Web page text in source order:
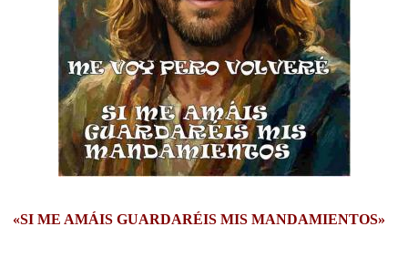
«SI ME AMÁIS GUARDARÉIS MIS MANDAMIENTOS»